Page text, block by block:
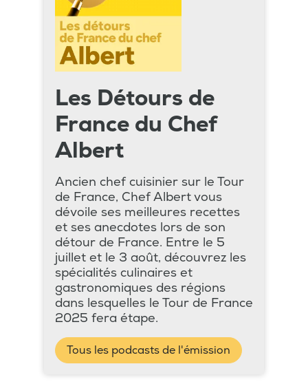
Les Détours de
France du Chef
Albert
Ancien chef cuisinier sur le Tour
de France, Chef Albert vous
dévoile ses meilleures recettes
et ses anecdotes lors de son
détour de France. Entre le 5
juillet et le 3 août, découvrez les
spécialités culinaires et
gastronomiques des régions
dans lesquelles le Tour de France
2025 fera étape.
Tous les podcasts de l'émission